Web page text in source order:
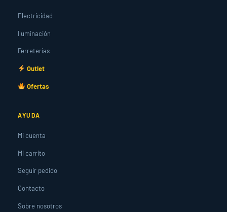
Electricidad
Iluminación
Ferreterías
Outlet
Ofertas
AYUDA
Mi cuenta
Mi carrito
Seguir pedido
Contacto
Sobre nosotros